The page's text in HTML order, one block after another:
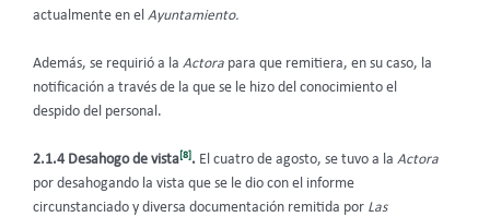
actualmente en el Ayuntamiento.
Además, se requirió a la Actora para que remitiera, en su caso, la
notificación a través de la que se le hizo del conocimiento el
despido del personal.
2.1.4 Desahogo de vista[8]. El cuatro de agosto, se tuvo a la Actora
por desahogando la vista que se le dio con el informe
circunstanciado y diversa documentación remitida por Las